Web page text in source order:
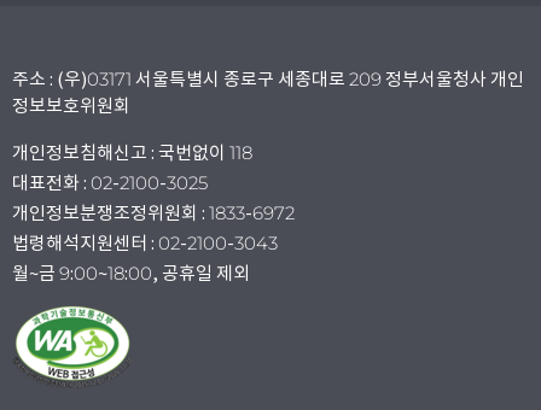
주소 : (우)03171 서울특별시 종로구 세종대로 209 정부서울청사 개인
정보보호위원회
개인정보침해신고 : 국번없이 118
대표전화 : 02-2100-3025
개인정보분쟁조정위원회 : 1833-6972
법령해석지원센터 : 02-2100-3043
월~금 9:00~18:00, 공휴일 제외